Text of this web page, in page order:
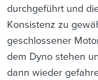
durchgeführt und
Konsistenz zu
geschlossener
dem Dyno stehen
dann wieder